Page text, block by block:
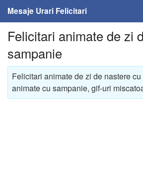
Mesaje Urari Felicitari
Home
Mesaje
Felicitari
Felicitari animate de zi
sampanie
Felicitari animate de zi de nastere
animate cu sampanie, gif-uri